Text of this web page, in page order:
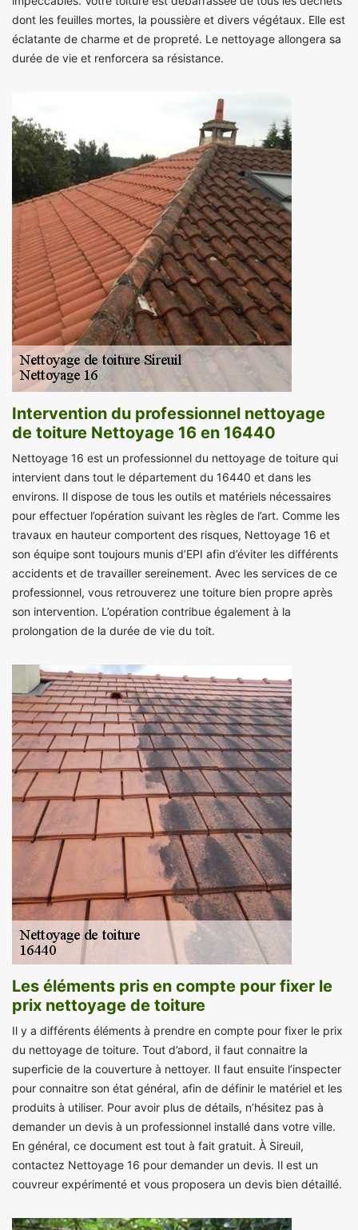
dont les feuilles mortes, la poussière et divers végétaux. Elle est
éclatante de charme et de propreté. Le nettoyage allongera sa
durée de vie et renforcera sa résistance.
Intervention du professionnel nettoyage
de toiture Nettoyage 16 en 16440
Nettoyage 16 est un professionnel du nettoyage de toiture qui
intervient dans tout le département du 16440 et dans les
environs. Il dispose de tous les outils et matériels nécessaires
pour effectuer l’opération suivant les règles de l’art. Comme les
travaux en hauteur comportent des risques, Nettoyage 16 et
son équipe sont toujours munis d’EPI afin d’éviter les différents
accidents et de travailler sereinement. Avec les services de ce
professionnel, vous retrouverez une toiture bien propre après
son intervention. L’opération contribue également à la
prolongation de la durée de vie du toit.
Les éléments pris en compte pour fixer le
prix nettoyage de toiture
Il y a différents éléments à prendre en compte pour fixer le prix
du nettoyage de toiture. Tout d’abord, il faut connaitre la
superficie de la couverture à nettoyer. Il faut ensuite l’inspecter
pour connaitre son état général, afin de définir le matériel et les
produits à utiliser. Pour avoir plus de détails, n’hésitez pas à
demander un devis à un professionnel installé dans votre ville.
En général, ce document est tout à fait gratuit. À Sireuil,
contactez Nettoyage 16 pour demander un devis. Il est un
couvreur expérimenté et vous proposera un devis bien détaillé.